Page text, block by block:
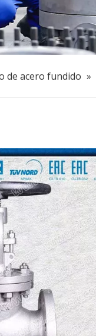
de acero fundido »